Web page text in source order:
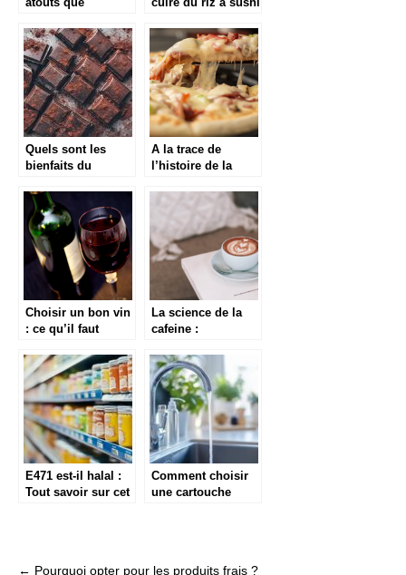
consommation du
vin pour la sante ?
Quels sont les
bienfaits du
notre corps ?
A la trace de
l’histoire de la
actualites
Choisir un bon vin
: ce qu’il faut
La science de la
cafeine :
molecule
stimulante du cafe
E471 est-il halal :
Tout savoir sur cet
Comment choisir
une cartouche
← Pourquoi opter pour les produits frais ?